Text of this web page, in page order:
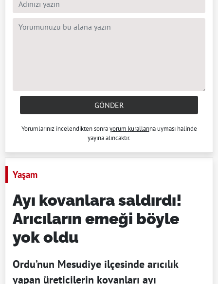
GÖNDER
Yorumlarınız incelendikten sonrayorum kurallarına uyması halinde
yayına alıncaktır.
Yaşam
Ayı kovanlara saldırdı!
Arıcıların emeği böyle
yok oldu
Ordu’nun Mesudiye ilçesinde arıcılık
yapan üreticilerin kovanları ayı